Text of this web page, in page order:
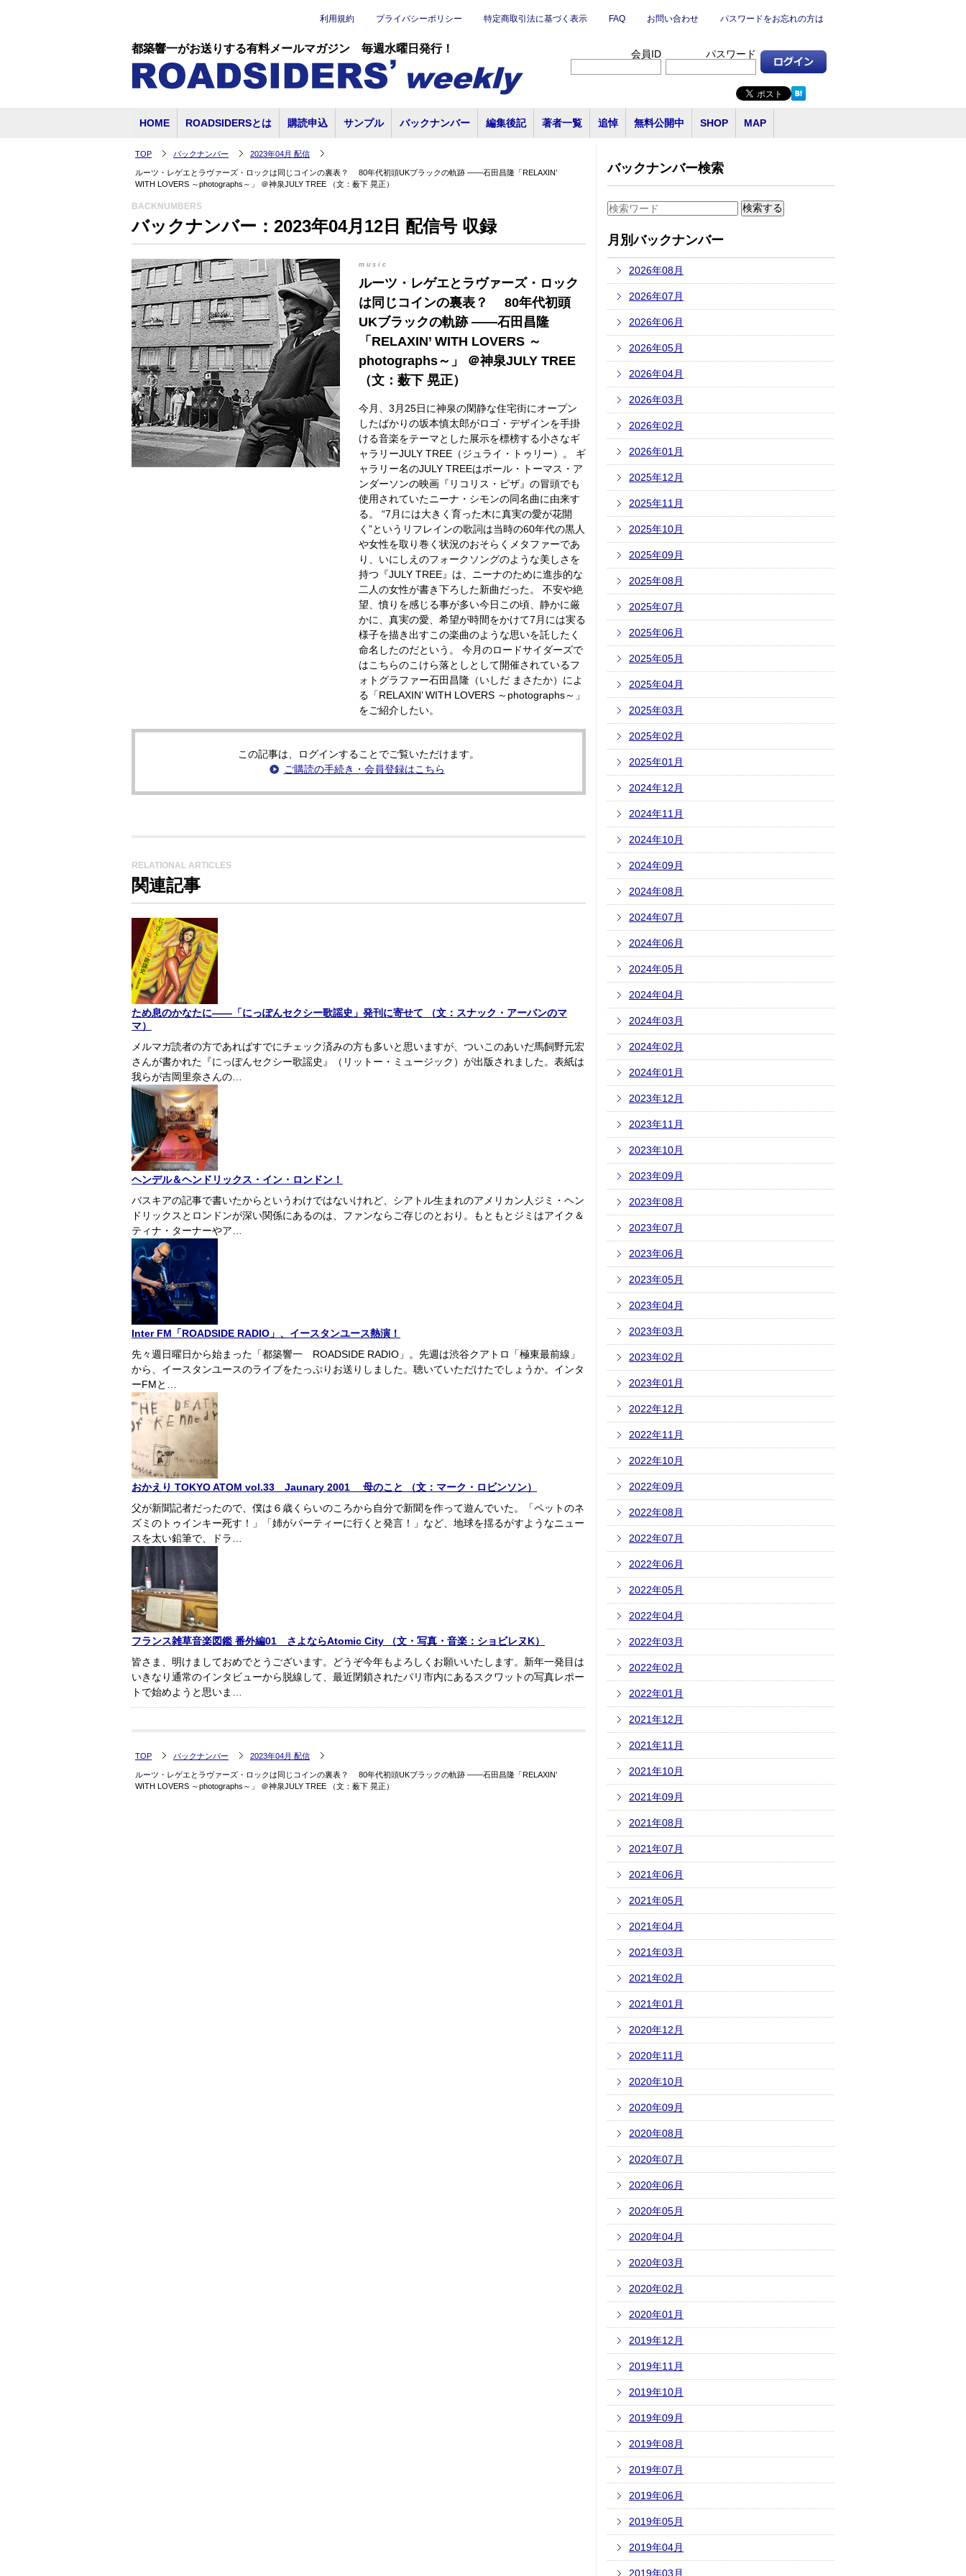
都築響一がお送りする有料メールマガジン 毎週水曜日発行！
利用規約 プライバシーポリシー 特定商取引法に基づく表示 FAQ お問い合わせ パスワードをお忘れの方は
会員ID パスワード
HOME ROADSIDERSとは 購読申込 サンプル バックナンバー 編集後記 著者一覧 追悼 無料公開中 SHOP MAP
TOP バックナンバー 2023年04月 配信
ルーツ・レゲエとラヴァーズ・ロックは同じコインの裏表？ 80年代初頭UKブラックの軌跡 ――石田昌隆「RELAXIN’
WITH LOVERS ～photographs～」 ＠神泉JULY TREE （文：薮下 晃正）
BACKNUMBERS
バックナンバー：2023年04月12日 配信号 収録
music
ルーツ・レゲエとラヴァーズ・ロック
は同じコインの裏表？ 80年代初頭
UKブラックの軌跡 ――石田昌隆
「RELAXIN’ WITH LOVERS ～
photographs～」 ＠神泉JULY TREE
（文：薮下 晃正）
今月、3月25日に神泉の閑静な住宅街にオープン
したばかりの坂本慎太郎がロゴ・デザインを手掛
ける音楽をテーマとした展示を標榜する小さなギ
ャラリーJULY TREE（ジュライ・トゥリー）。 ギ
ャラリー名のJULY TREEはポール・トーマス・ア
ンダーソンの映画『リコリス・ピザ』の冒頭でも
使用されていたニーナ・シモンの同名曲に由来す
る。 “7月には大きく育った木に真実の愛が花開
く”というリフレインの歌詞は当時の60年代の黒人
や女性を取り巻く状況のおそらくメタファーであ
り、いにしえのフォークソングのような美しさを
持つ『JULY TREE』は、ニーナのために進歩的な
二人の女性が書き下ろした新曲だった。 不安や絶
望、憤りを感じる事が多い今日この頃、静かに厳
かに、真実の愛、希望が時間をかけて7月には実る
様子を描き出すこの楽曲のような思いを託したく
命名したのだという。 今月のロードサイダーズで
はこちらのこけら落としとして開催されているフ
ォトグラファー石田昌隆（いしだ まさたか）によ
る「RELAXIN’ WITH LOVERS ～photographs～」
をご紹介したい。
この記事は、ログインすることでご覧いただけます。
ご購読の手続き・会員登録はこちら
RELATIONAL ARTICLES
関連記事
ため息のかなたに――「にっぽんセクシー歌謡史」発刊に寄せて （文：スナック・アーバンのマ
マ）
メルマガ読者の方であればすでにチェック済みの方も多いと思いますが、ついこのあいだ馬飼野元宏
さんが書かれた『にっぽんセクシー歌謡史』（リットー・ミュージック）が出版されました。表紙は
我らが吉岡里奈さんの…
ヘンデル＆ヘンドリックス・イン・ロンドン！
バスキアの記事で書いたからというわけではないけれど、シアトル生まれのアメリカン人ジミ・ヘン
ドリックスとロンドンが深い関係にあるのは、ファンならご存じのとおり。もともとジミはアイク＆
ティナ・ターナーやア…
Inter FM「ROADSIDE RADIO」、イースタンユース熱演！
先々週日曜日から始まった「都築響一 ROADSIDE RADIO」。先週は渋谷クアトロ「極東最前線」
から、イースタンユースのライブをたっぷりお送りしました。聴いていただけたでしょうか。インタ
ーFMと…
おかえり TOKYO ATOM vol.33 Jaunary 2001 母のこと （文：マーク・ロビンソン）
父が新聞記者だったので、僕は６歳くらいのころから自分で新聞を作って遊んでいた。「ペットのネ
ズミのトゥインキー死す！」「姉がパーティーに行くと発言！」など、地球を揺るがすようなニュー
スを太い鉛筆で、ドラ…
フランス雑草音楽図鑑 番外編01 さよならAtomic City （文・写真・音楽：ショビレヌK）
皆さま、明けましておめでとうございます。どうぞ今年もよろしくお願いいたします。新年一発目は
いきなり通常のインタビューから脱線して、最近閉鎖されたパリ市内にあるスクワットの写真レポー
トで始めようと思いま…
TOP バックナンバー 2023年04月 配信
ルーツ・レゲエとラヴァーズ・ロックは同じコインの裏表？ 80年代初頭UKブラックの軌跡 ――石田昌隆「RELAXIN’
WITH LOVERS ～photographs～」 ＠神泉JULY TREE （文：薮下 晃正）
バックナンバー検索
月別バックナンバー
2026年08月
2026年07月
2026年06月
2026年05月
2026年04月
2026年03月
2026年02月
2026年01月
2025年12月
2025年11月
2025年10月
2025年09月
2025年08月
2025年07月
2025年06月
2025年05月
2025年04月
2025年03月
2025年02月
2025年01月
2024年12月
2024年11月
2024年10月
2024年09月
2024年08月
2024年07月
2024年06月
2024年05月
2024年04月
2024年03月
2024年02月
2024年01月
2023年12月
2023年11月
2023年10月
2023年09月
2023年08月
2023年07月
2023年06月
2023年05月
2023年04月
2023年03月
2023年02月
2023年01月
2022年12月
2022年11月
2022年10月
2022年09月
2022年08月
2022年07月
2022年06月
2022年05月
2022年04月
2022年03月
2022年02月
2022年01月
2021年12月
2021年11月
2021年10月
2021年09月
2021年08月
2021年07月
2021年06月
2021年05月
2021年04月
2021年03月
2021年02月
2021年01月
2020年12月
2020年11月
2020年10月
2020年09月
2020年08月
2020年07月
2020年06月
2020年05月
2020年04月
2020年03月
2020年02月
2020年01月
2019年12月
2019年11月
2019年10月
2019年09月
2019年08月
2019年07月
2019年06月
2019年05月
2019年04月
2019年03月